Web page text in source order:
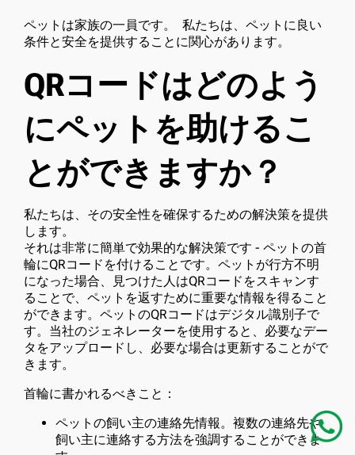
ペットは家族の一員です。 私たちは、ペットに良い
条件と安全を提供することに関心があります。
QRコードはどのよう
にペットを助けるこ
とができますか？
私たちは、その安全性を確保するための解決策を提供
します。
それは非常に簡単で効果的な解決策です - ペットの首
輪にQRコードを付けることです。ペットが行方不明
になった場合、見つけた人はQRコードをスキャンす
ることで、ペットを返すために重要な情報を得ること
ができます。ペットのQRコードはデジタル識別子で
す。当社のジェネレーターを使用すると、必要なデー
タをアップロードし、必要な場合は更新することがで
きます。
首輪に書かれるべきこと：
ペットの飼い主の連絡先情報。複数の連絡先や
飼い主に連絡する方法を強調することができま